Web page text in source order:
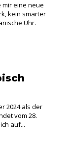
mir eine neue
kein smarter
Uhr.
2024 als der
vom 28.
auf...